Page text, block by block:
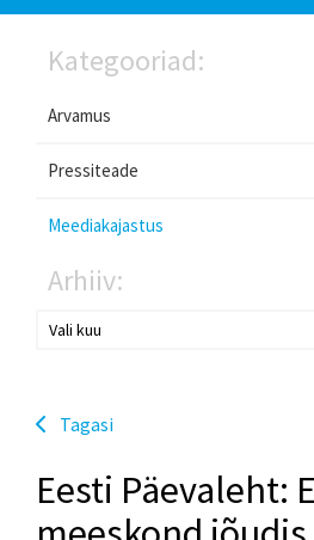
Kategooriad:
Arvamus
Pressiteade
Meediakajastus
Arhiiv:
Tagasi
Eesti Päevaleht: